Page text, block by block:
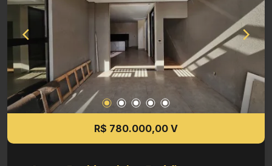
- Próximo à Faculdade UNAERP - Fácil acesso à
Rodovia - Próximo a supermercados,
restaurantes, escolas, farmácias e ampla rede de
V35611 Imobiliária Sônia & Ramalho. Para além
de negócios imobiliários, tradição, inovação e
exclusividade! Obs: A imobiliária se reserva ao
direito de alterar qualquer informação referente
aos valores, dados e disponibilidade de seus
imóveis, sem aviso prévio.
R$ 780.000,00 V